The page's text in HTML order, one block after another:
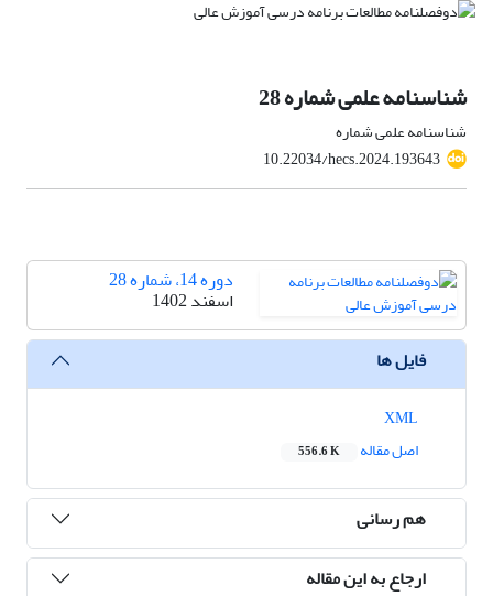
شناسنامه علمی شماره 28
شناسنامه علمی شماره
10.22034/hecs.2024.193643
دوره 14، شماره 28
اسفند 1402
فایل ها
اصل مقاله
556.6 K
هم رسانی
ارجاع به این مقاله